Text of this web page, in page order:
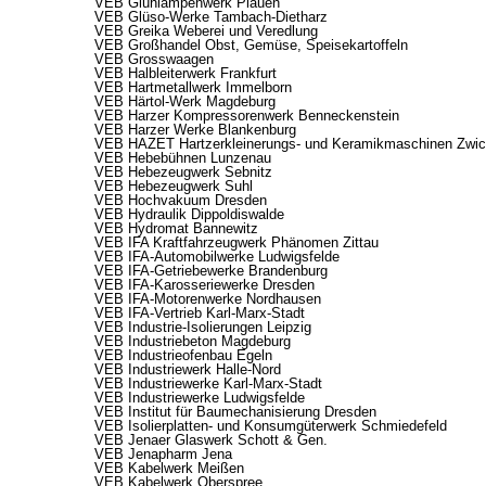
VEB Glüso-Werke Tambach-Dietharz
VEB Greika Weberei und Veredlung
VEB Großhandel Obst, Gemüse, Speisekartoffeln
VEB Grosswaagen
VEB Halbleiterwerk Frankfurt
VEB Hartmetallwerk Immelborn
VEB Härtol-Werk Magdeburg
VEB Harzer Kompressorenwerk Benneckenstein
VEB Harzer Werke Blankenburg
VEB HAZET Hartzerkleinerungs- und Keramikmaschinen
VEB Hebebühnen Lunzenau
VEB Hebezeugwerk Sebnitz
VEB Hebezeugwerk Suhl
VEB Hochvakuum Dresden
VEB Hydraulik Dippoldiswalde
VEB Hydromat Bannewitz
VEB IFA Kraftfahrzeugwerk Phänomen Zittau
VEB IFA-Automobilwerke Ludwigsfelde
VEB IFA-Getriebewerke Brandenburg
VEB IFA-Karosseriewerke Dresden
VEB IFA-Motorenwerke Nordhausen
VEB IFA-Vertrieb Karl-Marx-Stadt
VEB Industrie-Isolierungen Leipzig
VEB Industriebeton Magdeburg
VEB Industrieofenbau Egeln
VEB Industriewerk Halle-Nord
VEB Industriewerke Karl-Marx-Stadt
VEB Industriewerke Ludwigsfelde
VEB Institut für Baumechanisierung Dresden
VEB Isolierplatten- und Konsumgüterwerk Schmiedefeld
VEB Jenaer Glaswerk Schott & Gen.
VEB Jenapharm Jena
VEB Kabelwerk Meißen
VEB Kabelwerk Oberspree